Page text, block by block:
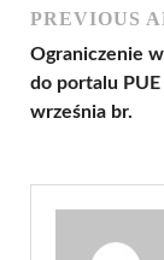
PREVIOUS
Ograniczenie
do portalu
września br.